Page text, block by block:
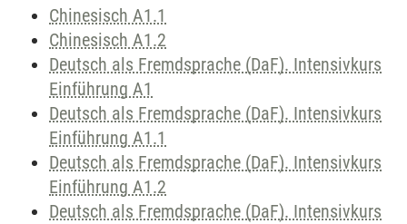
Chinesisch A1.1
Chinesisch A1.2
Deutsch als Fremdsprache (DaF). Intensivkurs
Einführung A1
Deutsch als Fremdsprache (DaF). Intensivkurs
Einführung A1.1
Deutsch als Fremdsprache (DaF). Intensivkurs
Einführung A1.2
Deutsch als Fremdsprache (DaF). Intensivkurs